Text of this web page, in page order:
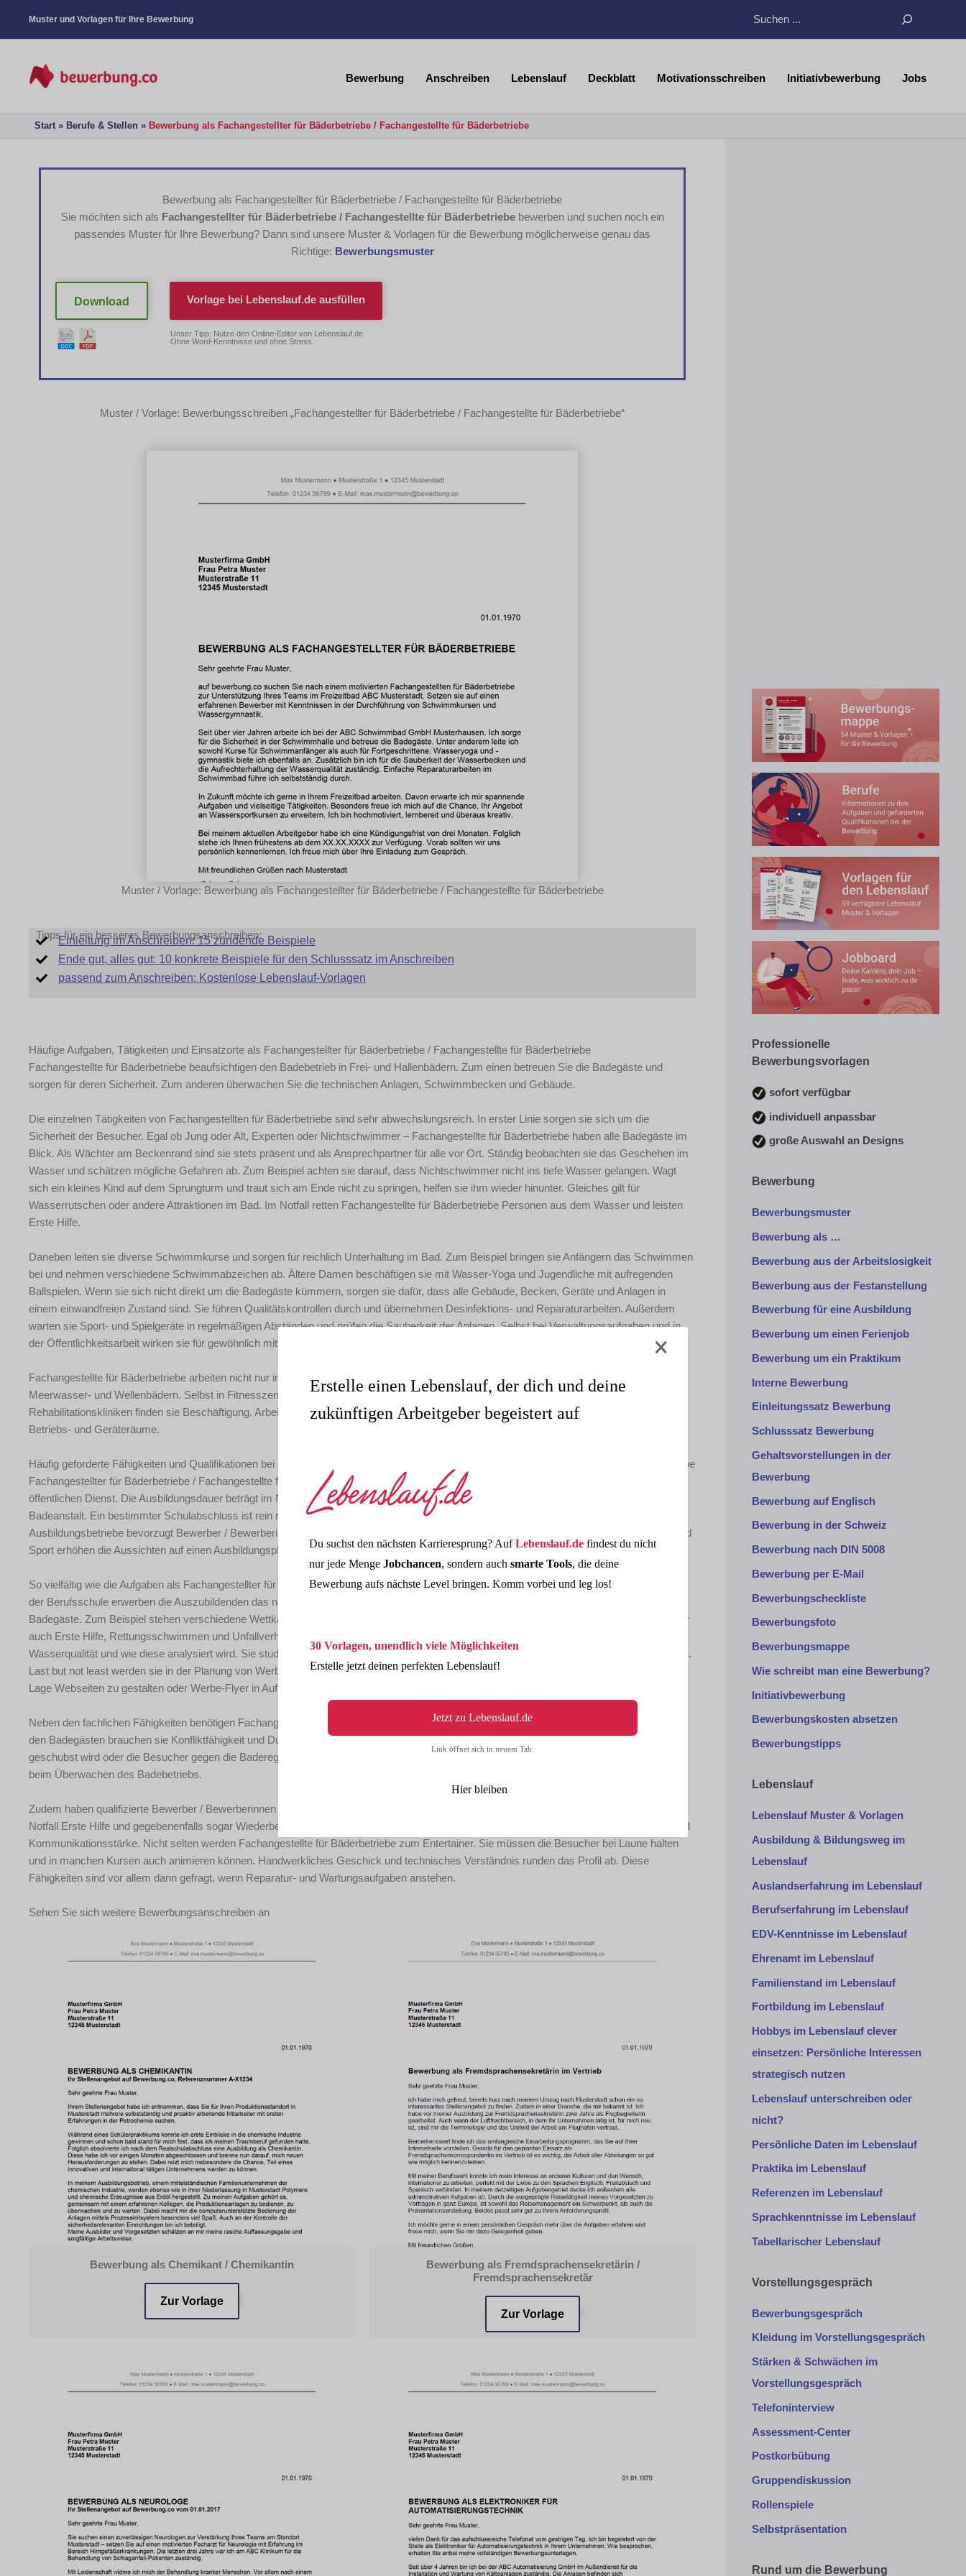
Muster und Vorlagen für Ihre Bewerbung
Bewerbung Anschreiben Lebenslauf Deckblatt Motivationsschreiben Initiativbewerbung Jobs
Start Berufe & Stellen Bewerbung als Fachangestellter für Bäderbetriebe / Fachangestellte für Bäderbetriebe
Bewerbung als Fachangestellter für Bäderbetriebe / Fachangestellte für Bäderbetriebe
Sie möchten sich als Fachangestellter für Bäderbetriebe / Fachangestellte für Bäderbetriebebewerben und suchen noch ein
passendes Muster für Ihre Bewerbung? Dann sind unsere Muster & Vorlagen für die Bewerbung möglicherweise genau das
Richtige: Bewerbungsmuster
Download Vorlage bei Lebenslauf.de ausfüllen
Unser Tipp: Nutze den Online-Editor von Lebenslauf.de
Ohne Word-Kenntnisse und ohne Stress.
Muster / Vorlage: Bewerbungsschreiben „Fachangestellter für Bäderbetriebe / Fachangestellte für Bäderbetriebe“
Muster / Vorlage: Bewerbung als Fachangestellter für Bäderbetriebe / Fachangestellte für Bäderbetriebe
Tipps für ein besseres Bewerbungsanschreiben:
Einleitung im Anschreiben: 15 zündende Beispiele
Ende gut, alles gut: 10 konkrete Beispiele für den Schlusssatz im Anschreiben
passend zum Anschreiben: Kostenlose Lebenslauf-Vorlagen
Häufige Aufgaben, Tätigkeiten und Einsatzorte als Fachangestellter für Bäderbetriebe / Fachangestellte für Bäderbetriebe
Fachangestellte für Bäderbetriebe beaufsichtigen den Badebetrieb in Frei- und Hallenbädern. Zum einen betreuen Sie die Badegäste und
sorgen für deren Sicherheit. Zum anderen überwachen Sie die technischen Anlagen, Schwimmbecken und Gebäude.
Die einzelnen Tätigkeiten von Fachangestellten für Bäderbetriebe sind sehr abwechslungsreich. In erster Linie sorgen sie sich um die
Sicherheit der Besucher. Egal ob Jung oder Alt, Experten oder Nichtschwimmer – Fachangestellte für Bäderbetriebe haben alle Badegäste im
Blick. Als Wächter am Beckenrand sind sie stets präsent und als Ansprechpartner für alle vor Ort. Ständig beobachten sie das Geschehen im
Wasser und schätzen mögliche Gefahren ab. Zum Beispiel achten sie darauf, dass Nichtschwimmer nicht ins tiefe Wasser gelangen. Wagt
sich ein kleines Kind auf dem Sprungturm und traut sich am Ende nicht zu springen, helfen sie ihm wieder hinunter. Gleiches gilt für
Wasserrutschen oder andere Attraktionen im Bad. Im Notfall retten Fachangestellte für Bäderbetriebe Personen aus dem Wasser und leisten
Erste Hilfe.
Daneben leiten sie diverse Schwimmkurse und sorgen für reichlich Unterhaltung im Bad. Zum Beispiel bringen sie Anfängern das Schwimmen
bei und nehmen verschiedene Schwimmabzeichen ab. Ältere Damen beschäftigen sie mit Wasser-Yoga und Jugendliche mit aufregenden
Ballspielen. Wenn sie sich nicht direkt um die Badegäste kümmern, sorgen sie dafür, dass alle Gebäude, Becken, Geräte und Anlagen in
einem einwandfreien Zustand sind. Sie führen Qualitätskontrollen durch und übernehmen Desinfektions- und Reparaturarbeiten. Außerdem
warten sie Sport- und Spielgeräte in regelmäßigen Abständen und prüfen die Sauberkeit der Anlagen. Selbst bei Verwaltungsaufgaben und in
der Öffentlichkeitsarbeit wirken sie für gewöhnlich mit.
Fachangestellte für Bäderbetriebe arbeiten nicht nur in öffentlichen Frei- und Hallenbädern, sondern auch in See- und Strandbädern sowie in
Meerwasser- und Wellenbädern. Selbst in Fitnesszentren und in medizinischen Badeeinrichtungen von Altenheimen oder
Rehabilitationskliniken finden sie Beschäftigung. Arbeitsorte sind Schwimmhallen, Außenanlagen, Umkleidekabinen, Duschräume sowie
Betriebs- und Geräteräume.
Häufig geforderte Fähigkeiten und Qualifikationen bei der Bewerbung als Fachangestellter für Bäderbetriebe / Fachangestellte für Bäderbetriebe
Fachangestellter für Bäderbetriebe / Fachangestellte für Bäderbetriebe ist hierzulande ein staatlich anerkannter Ausbildungsberuf im
öffentlichen Dienst. Die Ausbildungsdauer beträgt im Normalfall drei Jahre. Ausbildungsorte sind die Berufsschule und die ausbildende
Badeanstalt. Ein bestimmter Schulabschluss ist rein rechtlich nicht als Zulassungsvoraussetzung vorgeschrieben. In der Praxis stellen
Ausbildungsbetriebe bevorzugt Bewerber / Bewerberinnen mit einem mittleren Bildungsabschluss ein. Gute Noten in Mathematik, Biologie und
Sport erhöhen die Aussichten auf einen Ausbildungsplatz.
So vielfältig wie die Aufgaben als Fachangestellter für Bäderbetriebe / Fachangestellte für Bäderbetriebe sind auch die Ausbildungsinhalte. In
der Berufsschule erwerben die Auszubildenden das notwendige Fachwissen für den Beruf. An erster Stelle kommt dabei die Betreuung der
Badegäste. Zum Beispiel stehen verschiedene Wettkampftechniken des Schwimmens, Tauchens und Turmspringens auf dem Lehrplan. Aber
auch Erste Hilfe, Rettungsschwimmen und Unfallverhütungsmaßnahmen gehören dazu. Daneben lernen die Teilnehmer alles über die
Wasserqualität und wie diese analysiert wird. Sie studieren technische Grundlagen und die Methoden der Verwaltungsarbeit in Bäderbetrieben.
Last but not least werden sie in der Planung von Werbemaßnahmen geschult. Dadurch sind Fachangestellte für Bäderbetriebe später in der
Lage Webseiten zu gestalten oder Werbe-Flyer in Auftrag zu geben.
Neben den fachlichen Fähigkeiten benötigen Fachangestellte für Bäderbetriebe einige Talente und soziale Kompetenzen. Für den Umgang mit
den Badegästen brauchen sie Konfliktfähigkeit und Durchsetzungsvermögen. Schließlich müssen sie eingreifen, wenn am Beckenrand
geschubst wird oder die Besucher gegen die Baderegeln verstoßen. Konzentration, Beobachtungsgenauigkeit und Aufmerksamkeit helfen
beim Überwachen des Badebetriebs.
Zudem haben qualifizierte Bewerber / Bewerberinnen ausreichend Körperbeherrschung und Verantwortungsbewusstsein. Sie müssen im
Notfall Erste Hilfe und gegebenenfalls sogar Wiederbelebungsmaßnahmen durchführen. Ebenfalls unabdingbar: Ein freundliches Auftreten und
Kommunikationsstärke. Nicht selten werden Fachangestellte für Bäderbetriebe zum Entertainer. Sie müssen die Besucher bei Laune halten
und in manchen Kursen auch animieren können. Handwerkliches Geschick und technisches Verständnis runden das Profil ab. Diese
Fähigkeiten sind vor allem dann gefragt, wenn Reparatur- und Wartungsaufgaben anstehen.
Sehen Sie sich weitere Bewerbungsanschreiben an
Bewerbung als Chemikant / Chemikantin
Zur Vorlage
Bewerbung als Fremdsprachensekretärin /
Fremdsprachensekretär
Zur Vorlage
Professionelle
Bewerbungsvorlagen
sofort verfügbar
individuell anpassbar
große Auswahl an Designs
Bewerbung
Bewerbungsmuster
Bewerbung als …
Bewerbung aus der Arbeitslosigkeit
Bewerbung aus der Festanstellung
Bewerbung für eine Ausbildung
Bewerbung um einen Ferienjob
Bewerbung um ein Praktikum
Interne Bewerbung
Einleitungssatz Bewerbung
Schlusssatz Bewerbung
Gehaltsvorstellungen in der
Bewerbung
Bewerbung auf Englisch
Bewerbung in der Schweiz
Bewerbung nach DIN 5008
Bewerbung per E-Mail
Bewerbungscheckliste
Bewerbungsfoto
Bewerbungsmappe
Wie schreibt man eine Bewerbung?
Initiativbewerbung
Bewerbungskosten absetzen
Bewerbungstipps
Lebenslauf
Lebenslauf Muster & Vorlagen
Ausbildung & Bildungsweg im
Lebenslauf
Auslandserfahrung im Lebenslauf
Berufserfahrung im Lebenslauf
EDV-Kenntnisse im Lebenslauf
Ehrenamt im Lebenslauf
Familienstand im Lebenslauf
Fortbildung im Lebenslauf
Hobbys im Lebenslauf clever
einsetzen: Persönliche Interessen
strategisch nutzen
Lebenslauf unterschreiben oder
nicht?
Persönliche Daten im Lebenslauf
Praktika im Lebenslauf
Referenzen im Lebenslauf
Sprachkenntnisse im Lebenslauf
Tabellarischer Lebenslauf
Vorstellungsgespräch
Bewerbungsgespräch
Kleidung im Vorstellungsgespräch
Stärken & Schwächen im
Vorstellungsgespräch
Telefoninterview
Assessment-Center
Postkorbübung
Gruppendiskussion
Rollenspiele
Selbstpräsentation
Rund um die Bewerbung
Erstelle einen Lebenslauf, der dich und deine
zukünftigen Arbeitgeber begeistert auf
Link öffnet sich in neuem Tab.
Hier bleiben
Du suchst den nächsten Karrieresprung? AufLebenslauf.de findest du nicht
nur jede Menge Jobchancen, sondern auch smarte Tools, die deine
Bewerbung aufs nächste Level bringen. Komm vorbei und leg los!
30 Vorlagen, unendlich viele Möglichkeiten
Erstelle jetzt deinen perfekten Lebenslauf!
Jetzt zu Lebenslauf.de